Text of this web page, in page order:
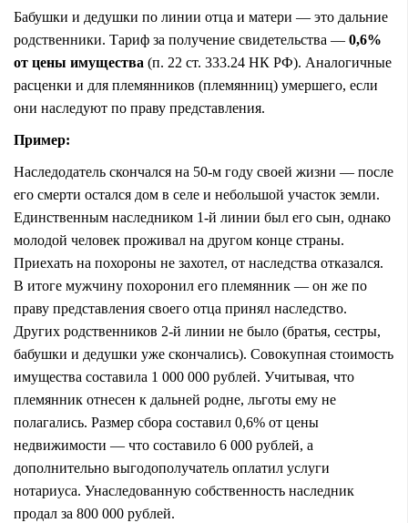
Бабушки и дедушки по линии отца и матери — это дальние
родственники. Тариф за получение свидетельства — 0,6%
от цены имущества (п. 22 ст. 333.24 НК РФ). Аналогичные
расценки и для племянников (племянниц) умершего, если
они наследуют по праву представления.
Пример:
Наследодатель скончался на 50-м году своей жизни — после
его смерти остался дом в селе и небольшой участок земли.
Единственным наследником 1-й линии был его сын, однако
молодой человек проживал на другом конце страны.
Приехать на похороны не захотел, от наследства отказался.
В итоге мужчину похоронил его племянник — он же по
праву представления своего отца принял наследство.
Других родственников 2-й линии не было (братья, сестры,
бабушки и дедушки уже скончались). Совокупная стоимость
имущества составила 1 000 000 рублей. Учитывая, что
племянник отнесен к дальней родне, льготы ему не
полагались. Размер сбора составил 0,6% от цены
недвижимости — что составило 6 000 рублей, а
дополнительно выгодополучатель оплатил услуги
нотариуса. Унаследованную собственность наследник
продал за 800 000 рублей.